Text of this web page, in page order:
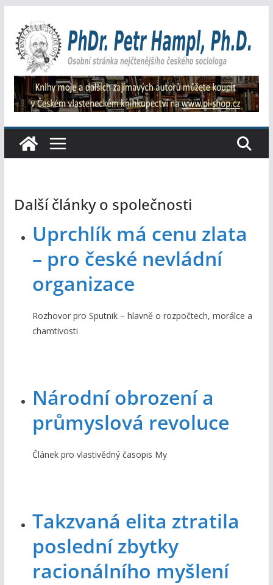
obsah
Další články o společnosti
Uprchlík má cenu zlata
– pro české nevládní
organizace
Rozhovor pro Sputnik – hlavně o rozpočtech, morálce a
chamtivosti
Národní obrození a
průmyslová revoluce
Článek pro vlastivědný časopis My
Takzvaná elita ztratila
poslední zbytky
racionálního myšlení